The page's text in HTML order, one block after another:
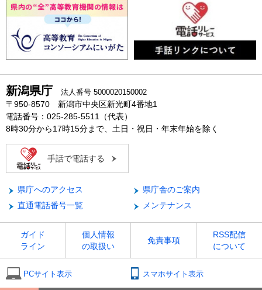
新潟県庁 法人番号 5000020150002
〒950-8570 新潟市中央区新光町4番地1
電話番号：025-285-5511（代表）
8時30分から17時15分まで、土日・祝日・年末年始を除く
手話で電話する
県庁へのアクセス
県庁舎のご案内
直通電話番号一覧
メンテナンス
ガイド
ライン
個人情報
の取扱い
免責事項
RSS配信
について
PCサイト表示 スマホサイト表示